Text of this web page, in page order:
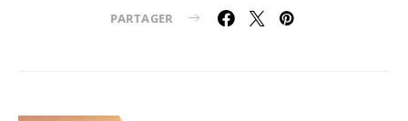
PARTAGER